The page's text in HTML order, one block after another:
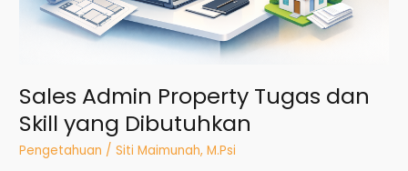
Sales Admin Property Tugas dan
Skill yang Dibutuhkan
Pengetahuan /Siti Maimunah, M.Psi